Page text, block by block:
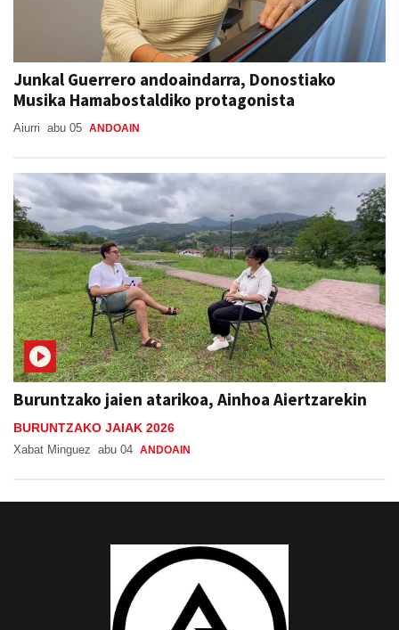
Junkal Guerrero andoaindarra, Donostiako
Musika Hamabostaldiko protagonista
Aiurri abu 05 ANDOAIN
Buruntzako jaien atarikoa, Ainhoa Aiertzarekin
BURUNTZAKO JAIAK 2026
Xabat Minguez abu 04 ANDOAIN